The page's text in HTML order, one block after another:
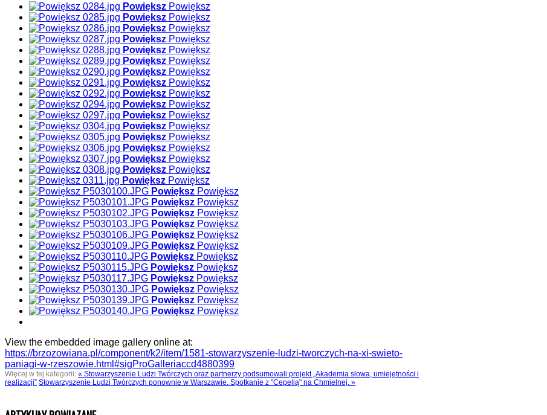
Powiększ Powiększ
Powiększ Powiększ
Powiększ Powiększ
Powiększ Powiększ
Powiększ Powiększ
Powiększ Powiększ
Powiększ Powiększ
Powiększ Powiększ
Powiększ Powiększ
Powiększ Powiększ
Powiększ Powiększ
Powiększ Powiększ
Powiększ Powiększ
Powiększ Powiększ
Powiększ Powiększ
Powiększ Powiększ
Powiększ Powiększ
Powiększ Powiększ
Powiększ Powiększ
Powiększ Powiększ
Powiększ Powiększ
Powiększ Powiększ
Powiększ Powiększ
Powiększ Powiększ
Powiększ Powiększ
Powiększ Powiększ
Powiększ Powiększ
Powiększ Powiększ
Powiększ Powiększ
View the embedded image gallery online at:
https://brzozowiana.pl/component/k2/item/1581-stowarzyszenie-ludzi-tworczych-na-xi-swieto-
paniagi-w-rzeszowie.html#sigProGalleriaccd4880399
Więcej w tej kategorii: « Stowarzyszenie Ludzi Twórczych oraz partnerzy podsumowali projekt „Akademia słowa, umiejętności i
realizacji” Stowarzyszenie Ludzi Twórczych ponownie w Warszawie. Spotkanie z "Cepelią" na Chmielnej. »